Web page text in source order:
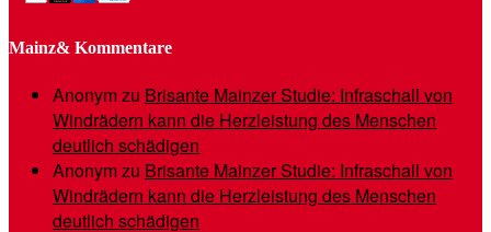
Mainz& Kommentare
Anonymzu Brisante Mainzer Studie: Infraschall von
Windrädern kann die Herzleistung des Menschen
deutlich schädigen
Anonymzu Brisante Mainzer Studie: Infraschall von
Windrädern kann die Herzleistung des Menschen
deutlich schädigen